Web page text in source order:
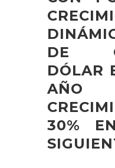
DE
DÓLAR
30%